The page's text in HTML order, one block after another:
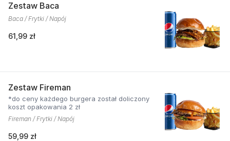
Zestaw Baca
Baca / Frytki / Napój
61,99 zł
Zestaw Fireman
*do ceny każdego burgera został doliczony
koszt opakowania 2 zł
Fireman / Frytki / Napój
59,99 zł